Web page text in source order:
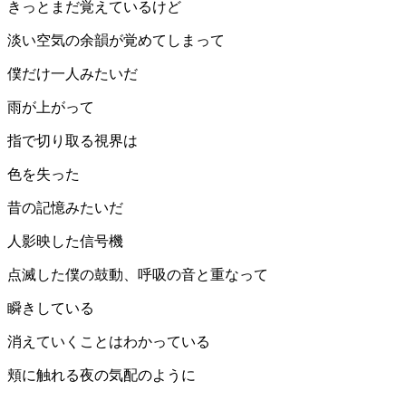
きっとまだ覚えているけど
淡い空気の余韻が覚めてしまって
僕だけ一人みたいだ
雨が上がって
指で切り取る視界は
色を失った
昔の記憶みたいだ
人影映した信号機
点滅した僕の鼓動、呼吸の音と重なって
瞬きしている
消えていくことはわかっている
頬に触れる夜の気配のように